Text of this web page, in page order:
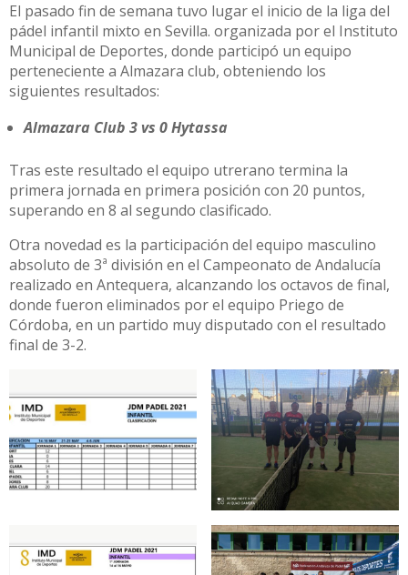
El pasado fin de semana tuvo lugar el inicio de la liga del
pádel infantil mixto en Sevilla. organizada por el Instituto
Municipal de Deportes, donde participó un equipo
perteneciente a Almazara club, obteniendo los
siguientes resultados:
Almazara Club 3 vs 0 Hytassa
Tras este resultado el equipo utrerano termina la
primera jornada en primera posición con 20 puntos,
superando en 8 al segundo clasificado.
Otra novedad es la participación del equipo masculino
absoluto de 3ª división en el Campeonato de Andalucía
realizado en Antequera, alcanzando los octavos de final,
donde fueron eliminados por el equipo Priego de
Córdoba, en un partido muy disputado con el resultado
final de 3-2.